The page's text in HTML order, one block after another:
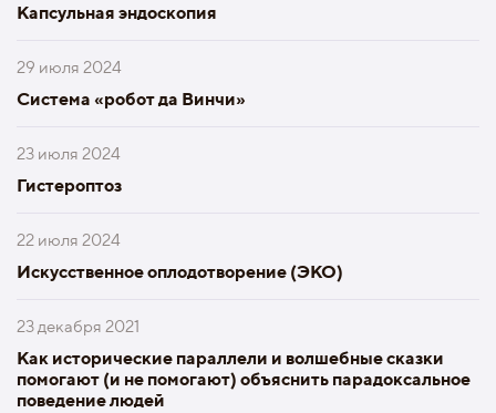
Капсульная эндоскопия
29 июля 2024
Система «робот да Винчи»
23 июля 2024
Гистероптоз
22 июля 2024
Искусственное оплодотворение (ЭКО)
23 декабря 2021
Как исторические параллели и волшебные сказки
помогают (и не помогают) объяснить парадоксальное
поведение людей